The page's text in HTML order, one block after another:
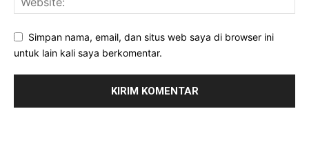
Simpan nama, email, dan situs web saya di browser ini
untuk lain kali saya berkomentar.